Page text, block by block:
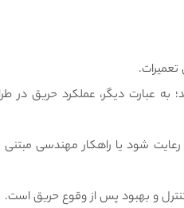
به عبارت دیگر، عملکرد حریق در
رعایت شود یا راهکار مهندسی مبتنی
و بهبود پس از وقوع حریق است.